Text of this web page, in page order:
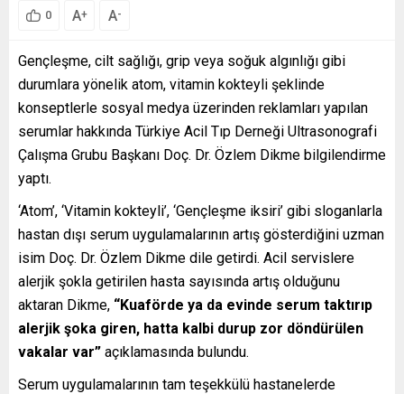
0 A+ A-
Gençleşme, cilt sağlığı, grip veya soğuk algınlığı gibi
durumlara yönelik atom, vitamin kokteyli şeklinde
konseptlerle sosyal medya üzerinden reklamları yapılan
serumlar hakkında Türkiye Acil Tıp Derneği Ultrasonografi
Çalışma Grubu Başkanı Doç. Dr. Özlem Dikme bilgilendirme
yaptı.
‘Atom’, ‘Vitamin kokteyli’, ‘Gençleşme iksiri’ gibi sloganlarla
hastan dışı serum uygulamalarının artış gösterdiğini uzman
isim Doç. Dr. Özlem Dikme dile getirdi. Acil servislere
alerjik şokla getirilen hasta sayısında artış olduğunu
aktaran Dikme, “Kuaförde ya da evinde serum taktırıp
alerjik şoka giren, hatta kalbi durup zor döndürülen
vakalar var” açıklamasında bulundu.
Serum uygulamalarının tam teşekkülü hastanelerde